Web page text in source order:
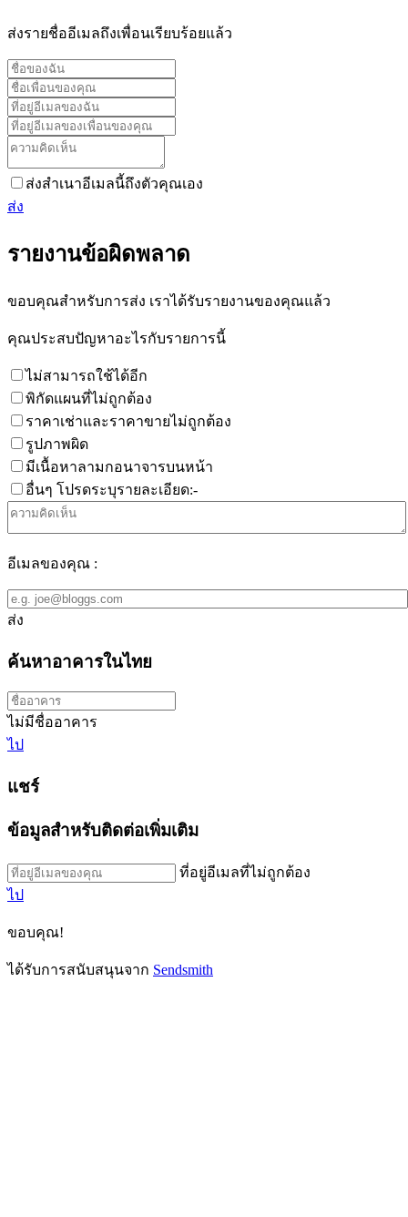
ส่งรายชื่ออีเมลถึงเพื่อนเรียบร้อยแล้ว
ส่งสำเนาอีเมลนี้ถึงตัวคุณเอง
ส่ง
รายงานข้อผิดพลาด
ขอบคุณสำหรับการส่ง เราได้รับรายงานของคุณแล้ว
คุณประสบปัญหาอะไรกับรายการนี้
ไม่สามารถใช้ได้อีก
พิกัดแผนที่ไม่ถูกต้อง
ราคาเช่าและราคาขายไม่ถูกต้อง
รูปภาพผิด
มีเนื้อหาลามกอนาจารบนหน้า
อื่นๆ โปรดระบุรายละเอียด:-
อีเมลของคุณ :
ส่ง
ค้นหาอาคารในไทย
ไม่มีชื่ออาคาร
ไป
แชร์
ข้อมูลสำหรับติดต่อเพิ่มเติม
ที่อยู่อีเมลที่ไม่ถูกต้อง
ไป
ขอบคุณ!
ได้รับการสนับสนุนจาก Sendsmith